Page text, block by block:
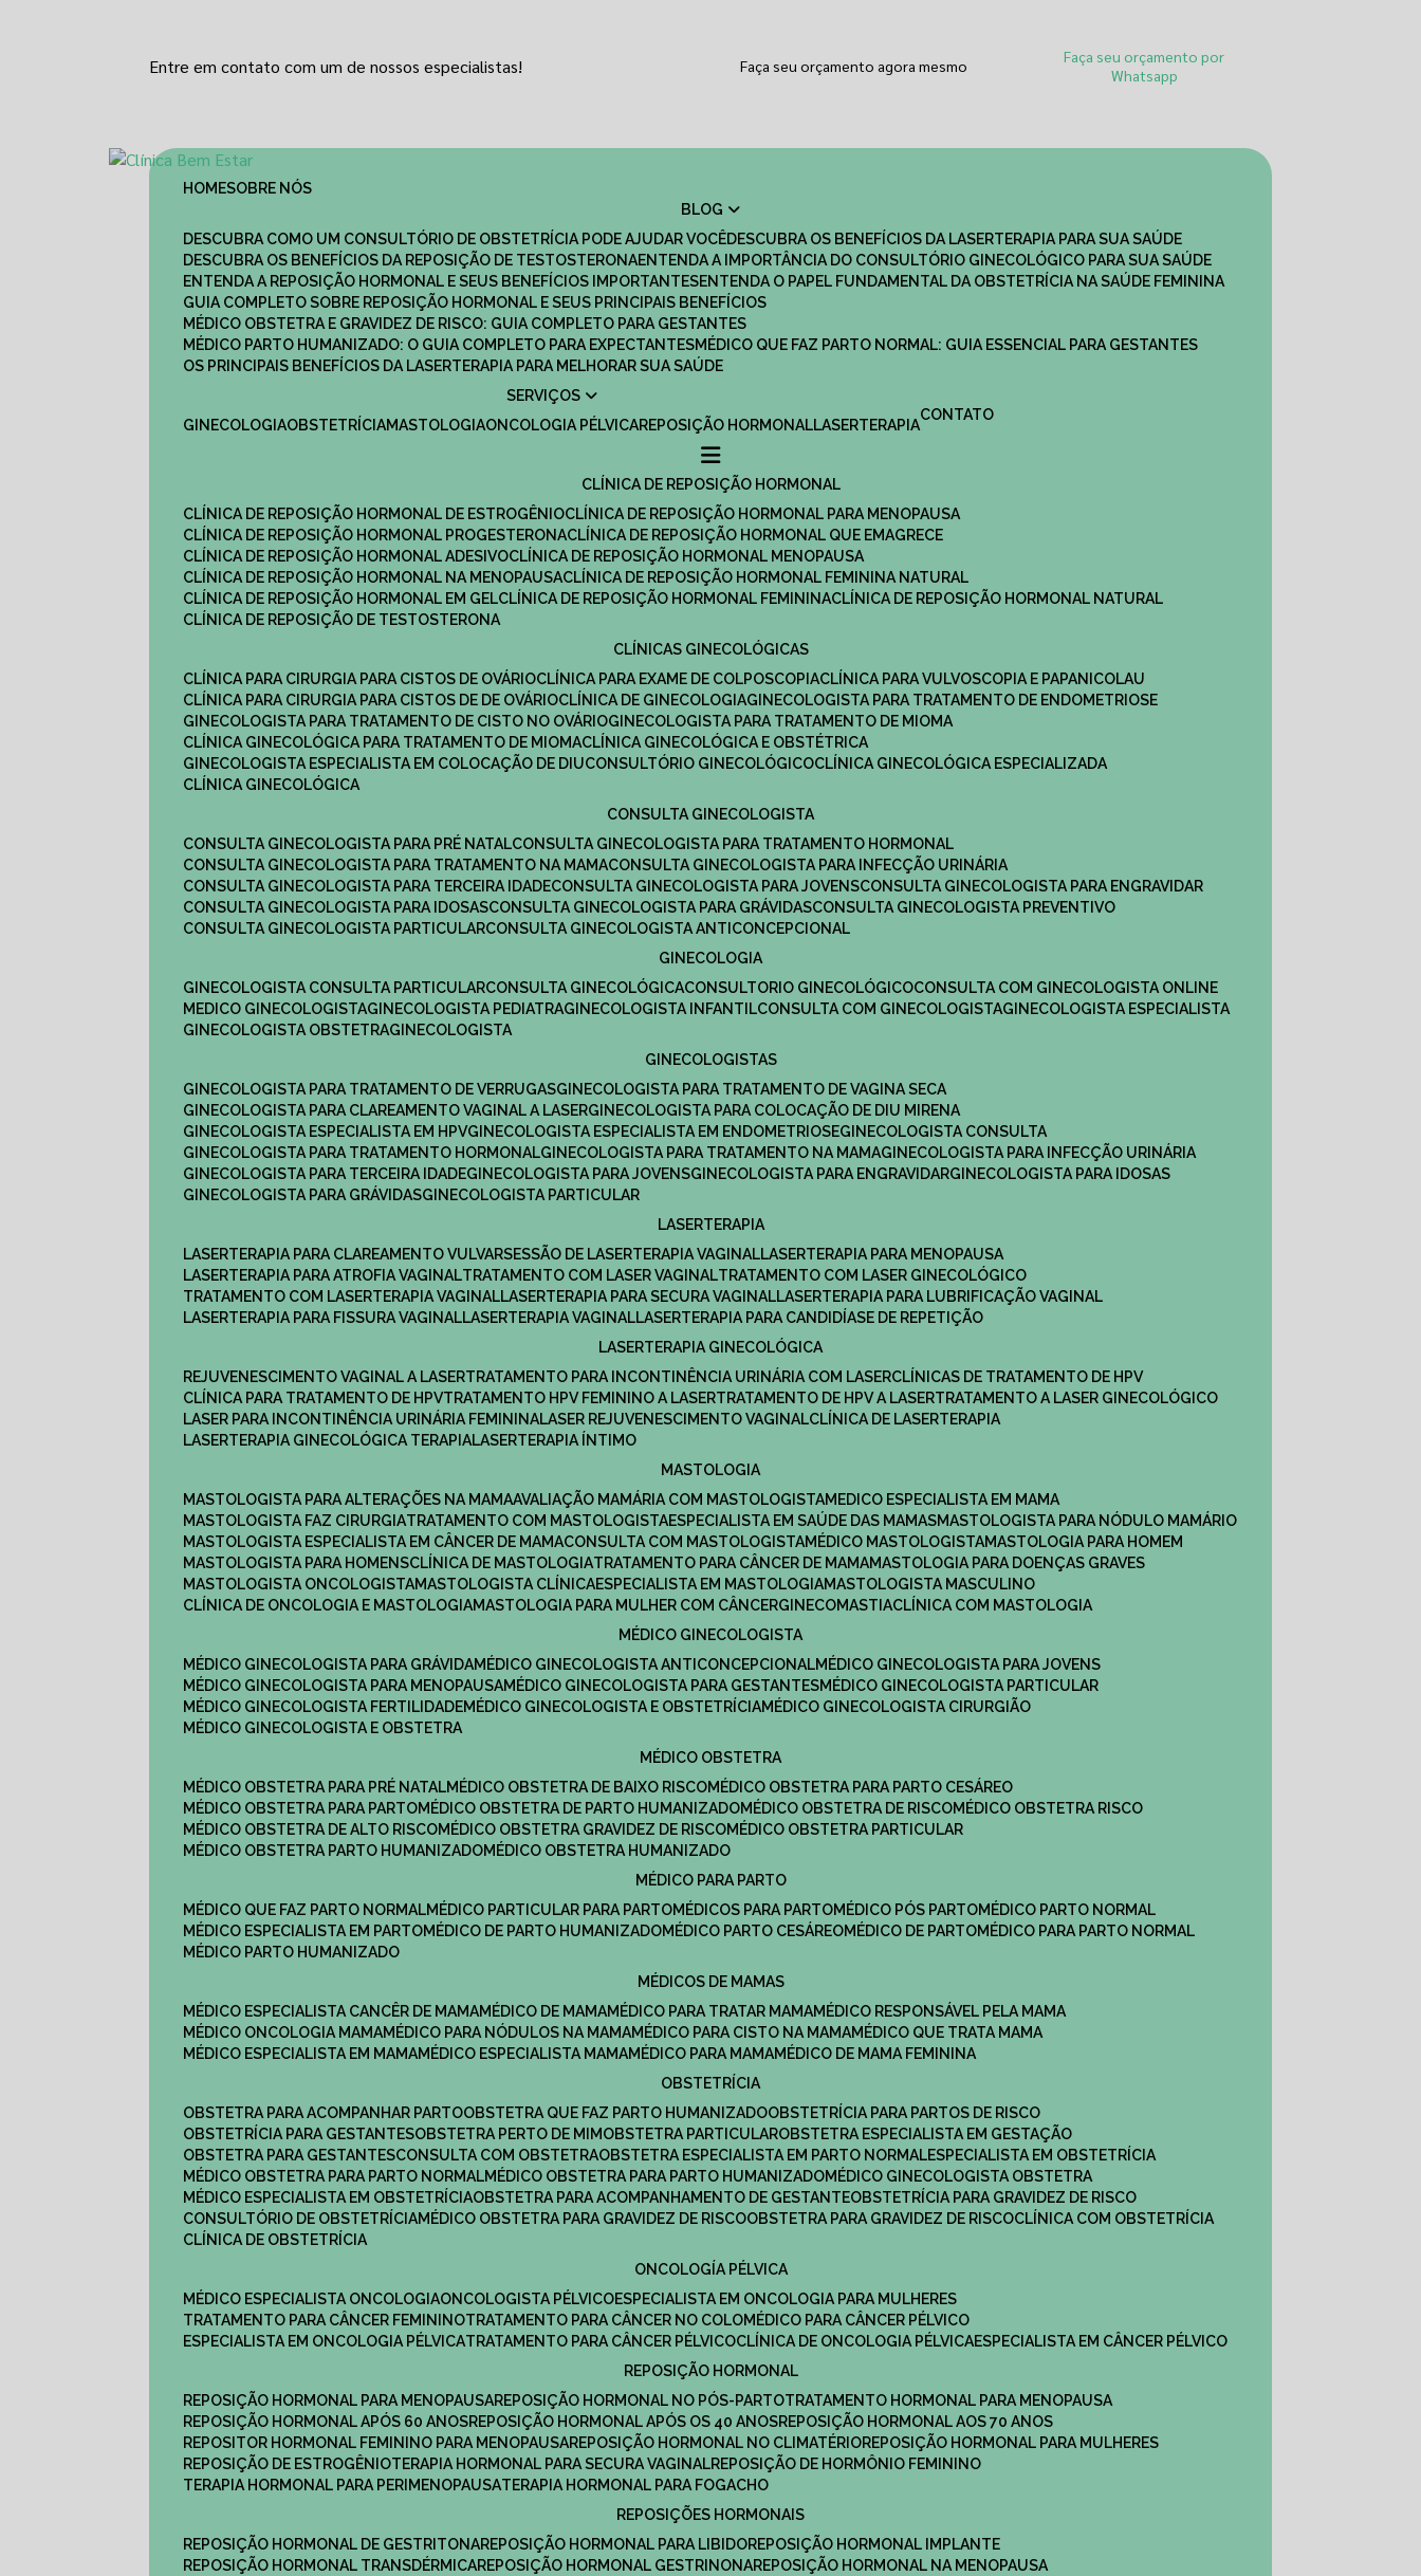
Entre em contato com um de nossos especialistas! Faça seu orçamento agora mesmo
Faça seu orçamento por
Whatsapp
HOME
SOBRE NÓS
BLOG
DESCUBRA COMO UM CONSULTÓRIO DE OBSTETRÍCIA PODE AJUDAR VOCÊ
DESCUBRA OS BENEFÍCIOS DA LASERTERAPIA PARA SUA SAÚDE
DESCUBRA OS BENEFÍCIOS DA REPOSIÇÃO DE TESTOSTERONA
ENTENDA A IMPORTÂNCIA DO CONSULTÓRIO GINECOLÓGICO PARA SUA SAÚDE
ENTENDA A REPOSIÇÃO HORMONAL E SEUS BENEFÍCIOS IMPORTANTES
ENTENDA O PAPEL FUNDAMENTAL DA OBSTETRÍCIA NA SAÚDE FEMININA
GUIA COMPLETO SOBRE REPOSIÇÃO HORMONAL E SEUS PRINCIPAIS BENEFÍCIOS
MÉDICO OBSTETRA E GRAVIDEZ DE RISCO: GUIA COMPLETO PARA GESTANTES
MÉDICO PARTO HUMANIZADO: O GUIA COMPLETO PARA EXPECTANTES
MÉDICO QUE FAZ PARTO NORMAL: GUIA ESSENCIAL PARA GESTANTES
OS PRINCIPAIS BENEFÍCIOS DA LASERTERAPIA PARA MELHORAR SUA SAÚDE
SERVIÇOS
GINECOLOGIA
OBSTETRÍCIA MASTOLOGIA ONCOLOGIA PÉLVICA REPOSIÇÃO HORMONAL LASERTERAPIA
CONTATO
CLÍNICA DE REPOSIÇÃO HORMONAL
CLÍNICA DE REPOSIÇÃO HORMONAL DE ESTROGÊNIO
CLÍNICA DE REPOSIÇÃO HORMONAL PARA MENOPAUSA
CLÍNICA DE REPOSIÇÃO HORMONAL PROGESTERONA
CLÍNICA DE REPOSIÇÃO HORMONAL QUE EMAGRECE
CLÍNICA DE REPOSIÇÃO HORMONAL ADESIVO
CLÍNICA DE REPOSIÇÃO HORMONAL MENOPAUSA
CLÍNICA DE REPOSIÇÃO HORMONAL NA MENOPAUSA
CLÍNICA DE REPOSIÇÃO HORMONAL FEMININA NATURAL
CLÍNICA DE REPOSIÇÃO HORMONAL EM GEL
CLÍNICA DE REPOSIÇÃO HORMONAL FEMININA
CLÍNICA DE REPOSIÇÃO HORMONAL NATURAL
CLÍNICA DE REPOSIÇÃO DE TESTOSTERONA
CLÍNICAS GINECOLÓGICAS
CLÍNICA PARA CIRURGIA PARA CISTOS DE OVÁRIO
CLÍNICA PARA EXAME DE COLPOSCOPIA
CLÍNICA PARA VULVOSCOPIA E PAPANICOLAU
CLÍNICA PARA CIRURGIA PARA CISTOS DE DE OVÁRIO
CLÍNICA DE GINECOLOGIA
GINECOLOGISTA PARA TRATAMENTO DE ENDOMETRIOSE
GINECOLOGISTA PARA TRATAMENTO DE CISTO NO OVÁRIO
GINECOLOGISTA PARA TRATAMENTO DE MIOMA
CLÍNICA GINECOLÓGICA PARA TRATAMENTO DE MIOMA
CLÍNICA GINECOLÓGICA E OBSTÉTRICA
GINECOLOGISTA ESPECIALISTA EM COLOCAÇÃO DE DIU
CONSULTÓRIO GINECOLÓGICO
CLÍNICA GINECOLÓGICA ESPECIALIZADA
CLÍNICA GINECOLÓGICA
CONSULTA GINECOLOGISTA
CONSULTA GINECOLOGISTA PARA PRÉ NATAL
CONSULTA GINECOLOGISTA PARA TRATAMENTO HORMONAL
CONSULTA GINECOLOGISTA PARA TRATAMENTO NA MAMA
CONSULTA GINECOLOGISTA PARA INFECÇÃO URINÁRIA
CONSULTA GINECOLOGISTA PARA TERCEIRA IDADE
CONSULTA GINECOLOGISTA PARA JOVENS
CONSULTA GINECOLOGISTA PARA ENGRAVIDAR
CONSULTA GINECOLOGISTA PARA IDOSAS
CONSULTA GINECOLOGISTA PARA GRÁVIDAS
CONSULTA GINECOLOGISTA PREVENTIVO
CONSULTA GINECOLOGISTA PARTICULAR
CONSULTA GINECOLOGISTA ANTICONCEPCIONAL
GINECOLOGIA
GINECOLOGISTA CONSULTA PARTICULAR​
CONSULTA GINECOLÓGICA​ CONSULTORIO GINECOLÓGICO​
CONSULTA COM GINECOLOGISTA ONLINE​
MEDICO GINECOLOGISTA​
GINECOLOGISTA PEDIATRA​ GINECOLOGISTA INFANTIL​ CONSULTA COM GINECOLOGISTA​
GINECOLOGISTA ESPECIALISTA
GINECOLOGISTA OBSTETRA​
GINECOLOGISTA
GINECOLOGISTAS
GINECOLOGISTA PARA TRATAMENTO DE VERRUGAS
GINECOLOGISTA PARA TRATAMENTO DE VAGINA SECA
GINECOLOGISTA PARA CLAREAMENTO VAGINAL A LASER
GINECOLOGISTA PARA COLOCAÇÃO DE DIU MIRENA
GINECOLOGISTA ESPECIALISTA EM HPV
GINECOLOGISTA ESPECIALISTA EM ENDOMETRIOSE
GINECOLOGISTA CONSULTA
GINECOLOGISTA PARA TRATAMENTO HORMONAL
GINECOLOGISTA PARA TRATAMENTO NA MAMA
GINECOLOGISTA PARA INFECÇÃO URINÁRIA
GINECOLOGISTA PARA TERCEIRA IDADE
GINECOLOGISTA PARA JOVENS GINECOLOGISTA PARA ENGRAVIDAR
GINECOLOGISTA PARA IDOSAS
GINECOLOGISTA PARA GRÁVIDAS
GINECOLOGISTA PARTICULAR
LASERTERAPIA
LASERTERAPIA PARA CLAREAMENTO VULVAR
SESSÃO DE LASERTERAPIA​ VAGINAL LASERTERAPIA PARA MENOPAUSA
LASERTERAPIA PARA ATROFIA VAGINAL
TRATAMENTO COM LASER VAGINAL
TRATAMENTO COM LASER GINECOLÓGICO
TRATAMENTO COM LASERTERAPIA​ VAGINAL LASERTERAPIA PARA SECURA VAGINAL​ LASERTERAPIA PARA LUBRIFICAÇÃO VAGINAL​
LASERTERAPIA PARA FISSURA VAGINAL​ LASERTERAPIA VAGINAL​ LASERTERAPIA PARA CANDIDÍASE DE REPETIÇÃO
LASERTERAPIA GINECOLÓGICA
REJUVENESCIMENTO VAGINAL A LASER
TRATAMENTO PARA INCONTINÊNCIA URINÁRIA COM LASER
CLÍNICAS DE TRATAMENTO DE HPV
CLÍNICA PARA TRATAMENTO DE HPV
TRATAMENTO HPV FEMININO A LASER TRATAMENTO DE HPV A LASER
TRATAMENTO A LASER GINECOLÓGICO
LASER PARA INCONTINÊNCIA URINÁRIA FEMININA LASER REJUVENESCIMENTO VAGINAL
CLÍNICA DE LASERTERAPIA
LASERTERAPIA GINECOLÓGICA TERAPIA LASERTERAPIA ÍNTIMO
MASTOLOGIA
MASTOLOGISTA PARA ALTERAÇÕES NA MAMA AVALIAÇÃO MAMÁRIA COM MASTOLOGISTA
MEDICO ESPECIALISTA EM MAMA​
MASTOLOGISTA FAZ CIRURGIA
TRATAMENTO COM MASTOLOGISTA ESPECIALISTA EM SAÚDE DAS MAMAS
MASTOLOGISTA PARA NÓDULO MAMÁRIO
MASTOLOGISTA ESPECIALISTA EM CÂNCER DE MAMA
CONSULTA COM MASTOLOGISTA MÉDICO MASTOLOGISTA
MASTOLOGIA PARA HOMEM
MASTOLOGISTA PARA HOMENS
CLÍNICA DE MASTOLOGIA TRATAMENTO PARA CÂNCER DE MAMA
MASTOLOGIA PARA DOENÇAS GRAVES
MASTOLOGISTA ONCOLOGISTA
MASTOLOGISTA CLÍNICA ESPECIALISTA EM MASTOLOGIA
MASTOLOGISTA MASCULINO
CLÍNICA DE ONCOLOGIA E MASTOLOGIA
MASTOLOGIA PARA MULHER COM CÂNCER GINECOMASTIA
CLÍNICA COM MASTOLOGIA
MÉDICO GINECOLOGISTA
MÉDICO GINECOLOGISTA PARA GRÁVIDA
MÉDICO GINECOLOGISTA ANTICONCEPCIONAL
MÉDICO GINECOLOGISTA PARA JOVENS
MÉDICO GINECOLOGISTA PARA MENOPAUSA
MÉDICO GINECOLOGISTA PARA GESTANTES
MÉDICO GINECOLOGISTA PARTICULAR
MÉDICO GINECOLOGISTA FERTILIDADE
MÉDICO GINECOLOGISTA E OBSTETRÍCIA
MÉDICO GINECOLOGISTA CIRURGIÃO
MÉDICO GINECOLOGISTA E OBSTETRA
MÉDICO OBSTETRA
MÉDICO OBSTETRA PARA PRÉ NATAL
MÉDICO OBSTETRA DE BAIXO RISCO
MÉDICO OBSTETRA PARA PARTO CESÁREO
MÉDICO OBSTETRA PARA PARTO
MÉDICO OBSTETRA DE PARTO HUMANIZADO MÉDICO OBSTETRA DE RISCO
MÉDICO OBSTETRA RISCO
MÉDICO OBSTETRA DE ALTO RISCO
MÉDICO OBSTETRA GRAVIDEZ DE RISCO
MÉDICO OBSTETRA PARTICULAR
MÉDICO OBSTETRA PARTO HUMANIZADO
MÉDICO OBSTETRA HUMANIZADO
MÉDICO PARA PARTO
MÉDICO QUE FAZ PARTO NORMAL
MÉDICO PARTICULAR PARA PARTO MÉDICOS PARA PARTO MÉDICO PÓS PARTO
MÉDICO PARTO NORMAL
MÉDICO ESPECIALISTA EM PARTO
MÉDICO DE PARTO HUMANIZADO MÉDICO PARTO CESÁREO MÉDICO DE PARTO
MÉDICO PARA PARTO NORMAL
MÉDICO PARTO HUMANIZADO
MÉDICOS DE MAMAS
MÉDICO ESPECIALISTA CANCÊR DE MAMA
MÉDICO DE MAMA MÉDICO PARA TRATAR MAMA
MÉDICO RESPONSÁVEL PELA MAMA
MÉDICO ONCOLOGIA MAMA
MÉDICO PARA NÓDULOS NA MAMA MÉDICO PARA CISTO NA MAMA
MÉDICO QUE TRATA MAMA
MÉDICO ESPECIALISTA EM MAMA
MÉDICO ESPECIALISTA MAMA MÉDICO PARA MAMA
MÉDICO DE MAMA FEMININA
OBSTETRÍCIA
OBSTETRA PARA ACOMPANHAR PARTO
OBSTETRA QUE FAZ PARTO HUMANIZADO
OBSTETRÍCIA PARA PARTOS DE RISCO
OBSTETRÍCIA PARA GESTANTES
OBSTETRA PERTO DE MIM OBSTETRA PARTICULAR
OBSTETRA ESPECIALISTA EM GESTAÇÃO
OBSTETRA PARA GESTANTES
CONSULTA COM OBSTETRA OBSTETRA ESPECIALISTA EM PARTO NORMAL ESPECIALISTA EM OBSTETRÍCIA
MÉDICO OBSTETRA PARA PARTO NORMAL
MÉDICO OBSTETRA PARA PARTO HUMANIZADO
MÉDICO GINECOLOGISTA OBSTETRA
MÉDICO ESPECIALISTA EM OBSTETRÍCIA
OBSTETRA PARA ACOMPANHAMENTO DE GESTANTE
OBSTETRÍCIA PARA GRAVIDEZ DE RISCO
CONSULTÓRIO DE OBSTETRÍCIA
MÉDICO OBSTETRA PARA GRAVIDEZ DE RISCO OBSTETRA PARA GRAVIDEZ DE RISCO
CLÍNICA COM OBSTETRÍCIA
CLÍNICA DE OBSTETRÍCIA
ONCOLOGÍA PÉLVICA
MÉDICO ESPECIALISTA ONCOLOGIA
ONCOLOGISTA PÉLVICO ESPECIALISTA EM ONCOLOGIA PARA MULHERES
TRATAMENTO PARA CÂNCER FEMININO
TRATAMENTO PARA CÂNCER NO COLO
MÉDICO PARA CÂNCER PÉLVICO
ESPECIALISTA EM ONCOLOGIA PÉLVICA
TRATAMENTO PARA CÂNCER PÉLVICO CLÍNICA DE ONCOLOGIA PÉLVICA ESPECIALISTA EM CÂNCER PÉLVICO
REPOSIÇÃO HORMONAL
REPOSIÇÃO HORMONAL PARA MENOPAUSA
REPOSIÇÃO HORMONAL NO PÓS-PARTO
TRATAMENTO HORMONAL PARA MENOPAUSA
REPOSIÇÃO HORMONAL APÓS 60 ANOS
REPOSIÇÃO HORMONAL APÓS OS 40 ANOS
REPOSIÇÃO HORMONAL AOS 70 ANOS
REPOSITOR HORMONAL FEMININO PARA MENOPAUSA
REPOSIÇÃO HORMONAL NO CLIMATÉRIO
REPOSIÇÃO HORMONAL PARA MULHERES
REPOSIÇÃO DE ESTROGÊNIO
TERAPIA HORMONAL PARA SECURA VAGINAL
REPOSIÇÃO DE HORMÔNIO FEMININO
TERAPIA HORMONAL PARA PERIMENOPAUSA
TERAPIA HORMONAL PARA FOGACHO
REPOSIÇÕES HORMONAIS
REPOSIÇÃO HORMONAL DE GESTRITONA
REPOSIÇÃO HORMONAL PARA LIBIDO
REPOSIÇÃO HORMONAL IMPLANTE
REPOSIÇÃO HORMONAL TRANSDÉRMICA
REPOSIÇÃO HORMONAL GESTRINONA
REPOSIÇÃO HORMONAL NA MENOPAUSA